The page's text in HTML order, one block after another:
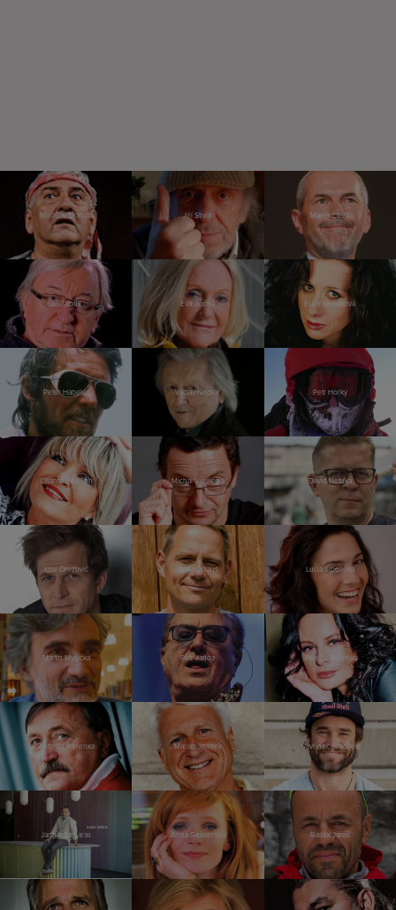
Miroslav Donutil Jiří Stivín Marek Eben
Jiří Lábus Eva Jiřičná Ester Kočičková
Peter Habeler Václav Neckář Petr Horký
Chantal Poullain Michal Viewegh David Netuka
Igor Orozovič Tomáš Kraus Lucia Siposová
Martin Myšička Petr Janda Jitka Čvančarová
Antonín Panenka Marian Jelínek Vavřinec Hradilek
Jannis Samaras Anna Geislerová Radek Jaroš